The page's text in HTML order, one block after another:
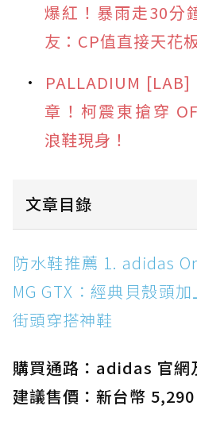
爆紅！暴雨走30分
友：CP值直接天花
PALLADIUM
章！柯震東搶穿
浪鞋現身！
文章目錄
防水鞋推薦 1. adidas
MG GTX：經典貝殼頭加
頭穿搭神鞋
防水鞋推薦 2. New
防水鞋推薦 3. Nike
經典 Dunk 輪廓加上防水
打折
防水鞋推薦 1. adidas
MG GTX：經典貝殼頭加
街頭穿搭神鞋
購買通路：adidas 官網
建議售價：新台幣